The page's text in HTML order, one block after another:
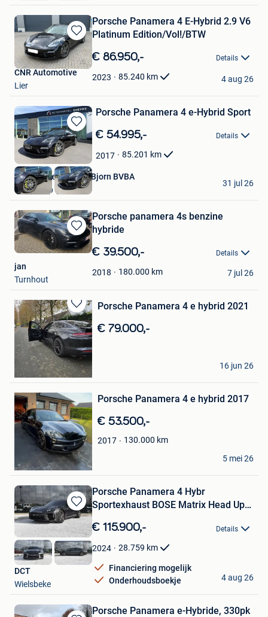
Bewaren
in
Mijn
Favorieten
Porsche Panamera 4 E-Hybrid 2.9 V6
Platinum Edition/Vol!/BTW
€ 86.950,- Details
2023 85.240 km
CNR Automotive
Lier
4 aug 26
Bewaren
in
Mijn
Favorieten
Porsche Panamera 4 e-Hybrid Sport
€ 54.995,- Details
2017 85.201 km
Autohandel Sneppe Bjorn BVBA
Oostkamp
31 jul 26
Bewaren
in
Favorieten
Porsche panamera 4s benzine
hybride
€ 39.500,- Details
2018 180.000 km
jan
Turnhout
7 jul 26
Bewaren
in
Mijn
Favorieten
Porsche Panamera 4 e hybrid 2021
€ 79.000,-
Okan Kurt
Bruxelles
16 jun 26
in
Mijn
Favorieten
Porsche Panamera 4 e hybrid 2017
€ 53.500,-
2017 130.000 km
mert eralp
Lovendegem
5 mei 26
Bewaren
in
Mijn
Favorieten
Porsche Panamera 4 Hybr
Sportexhaust BOSE Matrix Head Up
€ 115.900,- Details
2024 28.759 km
Financiering mogelijk
Onderhoudsboekje
DCT
Wielsbeke
4 aug 26
Porsche Panamera e-Hybride, 330pk